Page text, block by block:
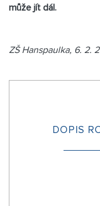
může jít dál.
ZŠ Hanspaulka, 6. 2.
DOPIS